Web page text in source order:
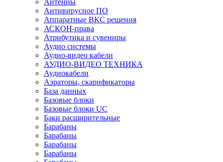
Антивирусное ПО
Аппаратные ВКС решения
АСКОН-права
Атрибутика и сувениры
Аудио системы
Аудио-видео кабели
АУДИО-ВИДЕО ТЕХНИКА
Аудиокабели
Аэраторы, скарификаторы
База данных
Базовые блоки
Базовые блоки UC
Баки расширительные
Барабаны
Барабаны
Барабаны
Барабаны